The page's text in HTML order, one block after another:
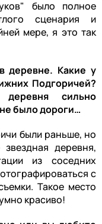
было полное
сценария и
мере, я это так
деревне. Какие у
Подгоричей?
сильно
было дороги…
были раньше, но
деревня,
из соседних
с
Такое место
красиво!